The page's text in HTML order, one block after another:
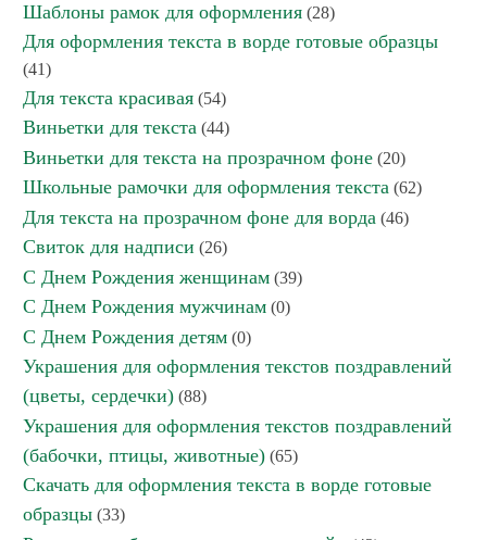
Шаблоны рамок для оформления (28)
Для оформления текста в ворде готовые образцы
(41)
Для текста красивая (54)
Виньетки для текста (44)
Виньетки для текста на прозрачном фоне (20)
Школьные рамочки для оформления текста (62)
Для текста на прозрачном фоне для ворда (46)
Свиток для надписи (26)
С Днем Рождения женщинам (39)
С Днем Рождения мужчинам (0)
С Днем Рождения детям (0)
Украшения для оформления текстов поздравлений
(цветы, сердечки) (88)
Украшения для оформления текстов поздравлений
(бабочки, птицы, животные) (65)
Скачать для оформления текста в ворде готовые
образцы (33)